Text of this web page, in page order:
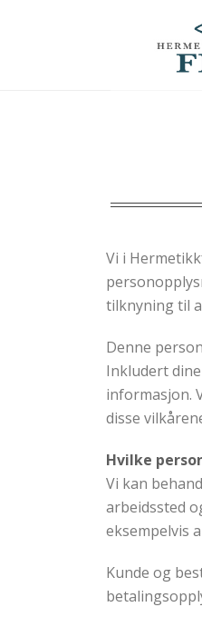
Vi i
tilknyning til
Denne
Inkludert
informasjon.
disse
Hvilke
Vi kan
arbeidssted
eksempelvis
Kunde og